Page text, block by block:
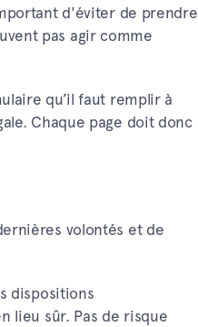
d'éviter de prendre
pas agir comme
qu’il faut remplir à
Chaque page doit donc
volontés et de
dispositions
lieu sûr. Pas de risque